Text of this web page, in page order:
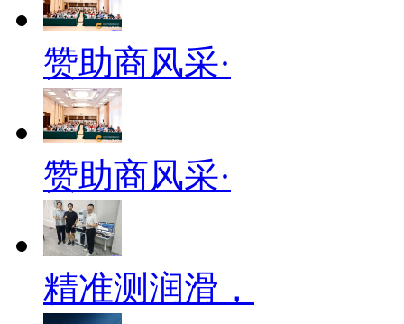
赞助商风采·
赞助商风采·
精准测润滑，